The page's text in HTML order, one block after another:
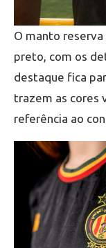
O manto reserva
preto, com os
destaque fica
trazem as cores
referência ao